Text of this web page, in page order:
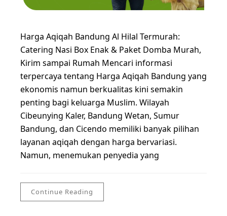
Harga Aqiqah Bandung Al Hilal Termurah:
Catering Nasi Box Enak & Paket Domba Murah,
Kirim sampai Rumah Mencari informasi
terpercaya tentang Harga Aqiqah Bandung yang
ekonomis namun berkualitas kini semakin
penting bagi keluarga Muslim. Wilayah
Cibeunying Kaler, Bandung Wetan, Sumur
Bandung, dan Cicendo memiliki banyak pilihan
layanan aqiqah dengan harga bervariasi.
Namun, menemukan penyedia yang
Continue Reading